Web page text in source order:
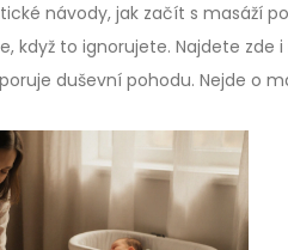
návody, jak začít s masáží
když to ignorujete. Najdete
duševní pohodu. Nejde o